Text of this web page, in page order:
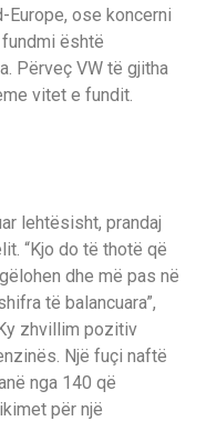
Europe, ose koncerni
është
Përveç VW të gjitha
vitet e fundit.
lehtësisht, prandaj
“Kjo do të thotë që
dhe më pas në
të balancuara”,
zhvillim pozitiv
Një fuçi naftë
nga 140 që
për një